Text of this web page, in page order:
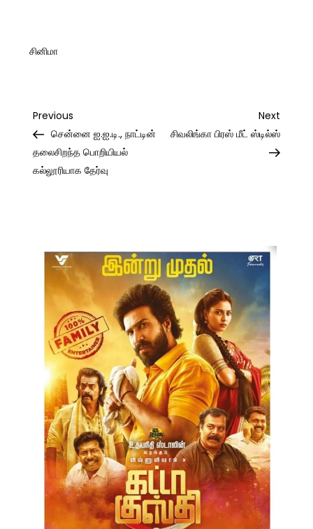
சினிமா
Post
navigation
Previous
Post
Previous
சென்னை ஐ.ஐ.டி., நாட்டின்
தலைசிறந்த பொறியியல்
கல்லூரியாக தேர்வு
Next
Post
Next
சிவலிங்கா பிரஸ் மீட் ஸ்டில்ஸ்